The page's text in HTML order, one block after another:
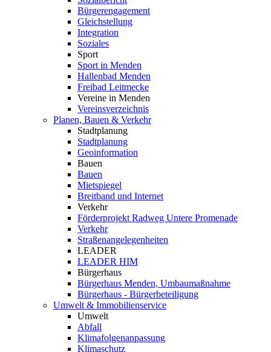
Bürgerengagement
Gleichstellung
Integration
Soziales
Sport
Sport in Menden
Hallenbad Menden
Freibad Leitmecke
Vereine in Menden
Vereinsverzeichnis
Planen, Bauen & Verkehr
Stadtplanung
Stadtplanung
Geoinformation
Bauen
Bauen
Mietspiegel
Breitband und Internet
Verkehr
Förderprojekt Radweg Untere Promenade
Verkehr
Straßenangelegenheiten
LEADER
LEADER HIM
Bürgerhaus
Bürgerhaus Menden, Umbaumaßnahme
Bürgerhaus - Bürgerbeteiligung
Umwelt & Immobilienservice
Umwelt
Abfall
Klimafolgenanpassung
Klimaschutz